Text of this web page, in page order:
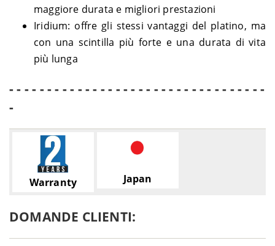
maggiore durata e migliori prestazioni
Iridium: offre gli stessi vantaggi del platino, ma
con una scintilla più forte e una durata di vita
più lunga
- - - - - - - - - - - - - - - - - - - - - - - - - - - - - - - - - -
-
Warranty Japan
DOMANDE CLIENTI: